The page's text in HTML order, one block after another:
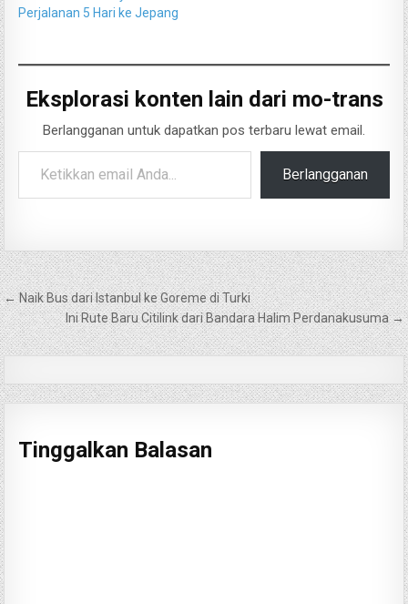
Perjalanan 5 Hari ke Jepang
Eksplorasi konten lain dari mo-trans
Berlangganan untuk dapatkan pos terbaru lewat email.
Ketikkan email Anda...
Berlangganan
Navigasi
pos
← Naik Bus dari Istanbul ke Goreme di Turki
Ini Rute Baru Citilink dari Bandara Halim Perdanakusuma →
Tinggalkan Balasan